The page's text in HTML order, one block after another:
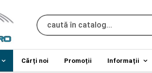
Cărți noi Promoții Informații